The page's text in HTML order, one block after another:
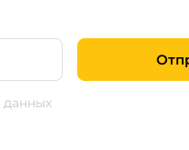
данных